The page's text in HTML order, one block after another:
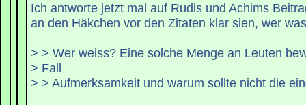
Ich antworte jetzt mal auf Rudis und Achims
an den Häkchen vor den Zitaten klar sien, wer
> > Wer weiss? Eine solche Menge an Leuten
> Fall
> > Aufmerksamkeit und warum sollte nicht die